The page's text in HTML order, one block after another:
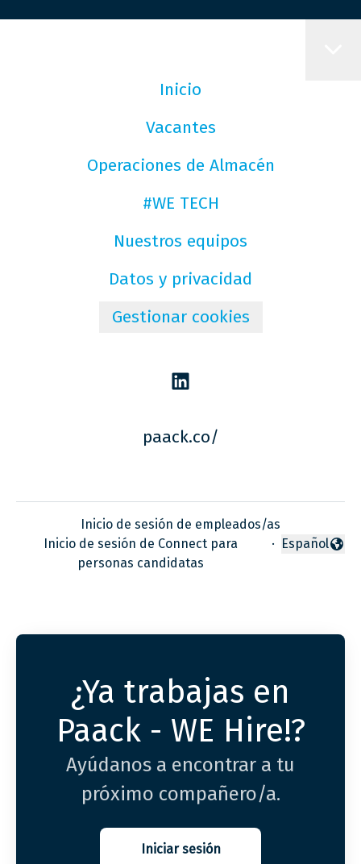
Inicio
Vacantes
Operaciones de Almacén
#WE TECH
Nuestros equipos
Datos y privacidad
Gestionar cookies
paack.co/
Inicio de sesión de empleados/as
Inicio de sesión de Connect para
personas candidatas
·
Cambiar
Español
¿Ya trabajas en
Paack - WE Hire!?
Ayúdanos a encontrar a tu
próximo compañero/a.
Iniciar sesión